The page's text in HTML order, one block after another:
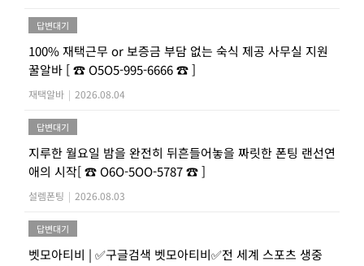
답변대기
100% 재택근무 or 보증금 부담 없는 숙식 제공 사무실 지원
꿀알바 [ ☎ O5O5-995-6666 ☎ ]
재택알바 | 2026.08.04
답변대기
지루한 월요일 밤을 완전히 뒤흔들어놓을 짜릿한 폰팅 랜선연
애의 시작[ ☎ O6O-5OO-5787 ☎ ]
설렘폰팅 | 2026.08.03
답변대기
벳모아티비 | ✅구글검색 벳모아티비✅전 세계 스포츠 생중